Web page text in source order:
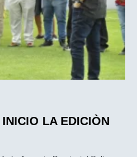
LA EDICIÒN